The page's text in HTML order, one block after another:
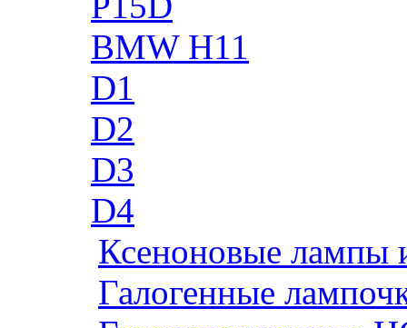
BMW H11
D1
D2
D3
D4
Ксеноновые лампы
Галогенные